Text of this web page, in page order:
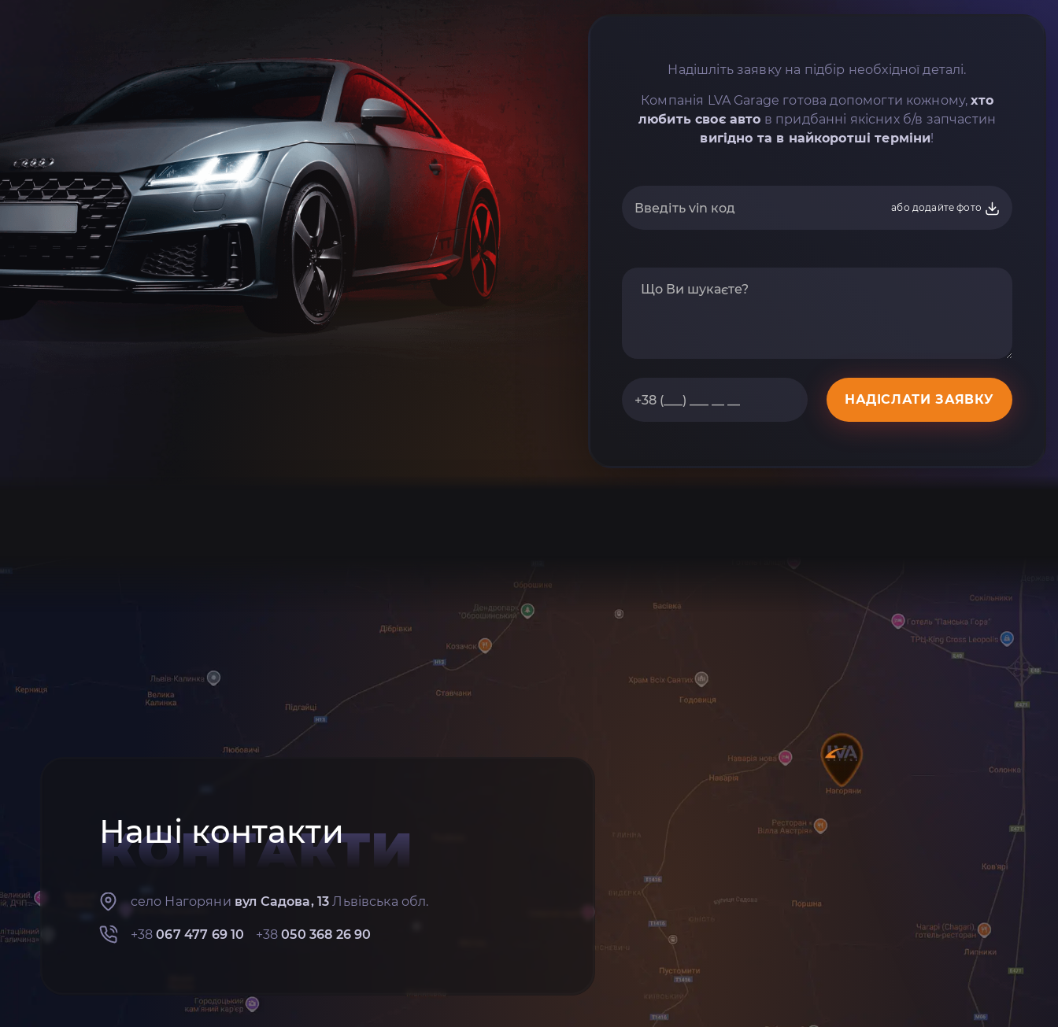
Надішліть заявку на підбір необхідної деталі.
Компанія LVA Garage готова допомогти кожному,хто
любить своє авто в придбанні якісних б/в запчастин
вигідно та в найкоротші терміни!
або додайте фото
НАДІСЛАТИ ЗАЯВКУ
Наші контакти
КОНТАКТИ
село Нагоряни вул Садова, 13 Львівська обл.
+38067 477 69 10 +38050 368 26 90